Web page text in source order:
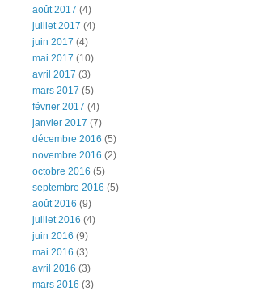
août 2017 (4)
juillet 2017 (4)
juin 2017 (4)
mai 2017 (10)
avril 2017 (3)
mars 2017 (5)
février 2017 (4)
janvier 2017 (7)
décembre 2016 (5)
novembre 2016 (2)
octobre 2016 (5)
septembre 2016 (5)
août 2016 (9)
juillet 2016 (4)
juin 2016 (9)
mai 2016 (3)
avril 2016 (3)
mars 2016 (3)